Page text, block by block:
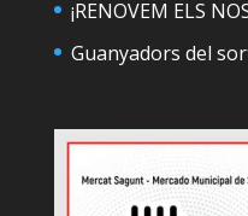
¡RENOVEM ELS
Guanyadors del